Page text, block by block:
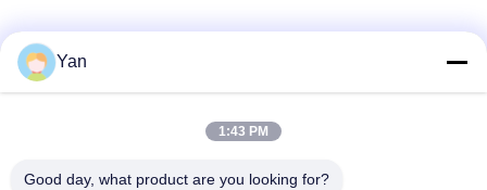
Yan
1:43 PM
Good day, what product are you looking for?